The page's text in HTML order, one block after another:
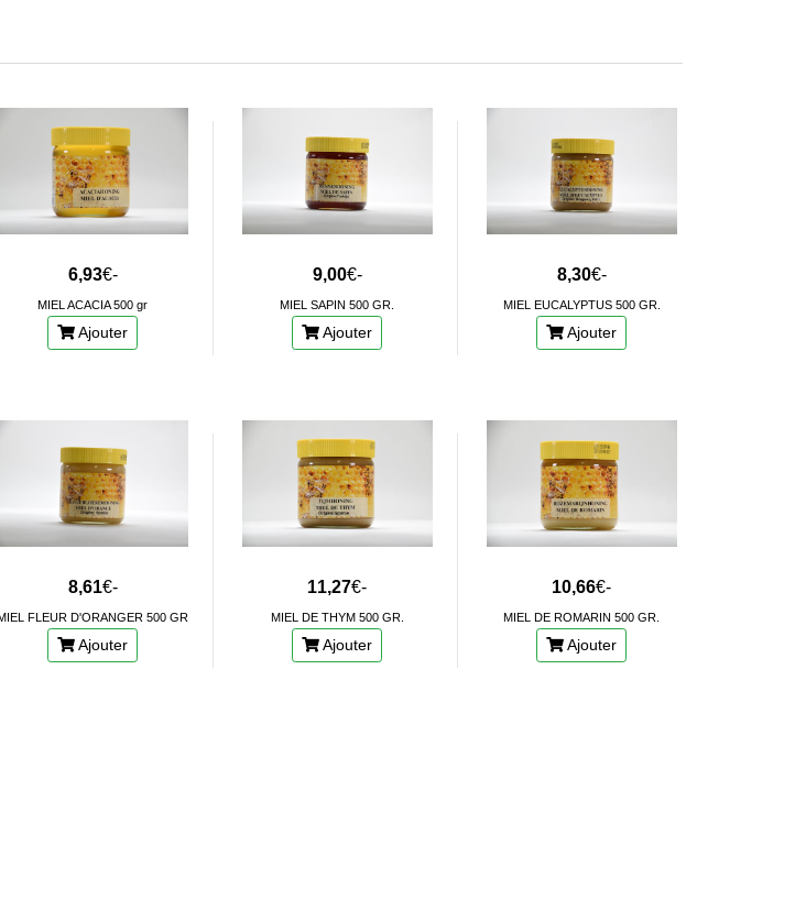
6,93€-
MIEL ACACIA 500 gr
Ajouter
9,00€-
MIEL SAPIN 500 GR.
Ajouter
8,30€-
MIEL EUCALYPTUS 500 GR.
Ajouter
8,61€-
FLEUR D'ORANGER 500 GR
Ajouter
11,27€-
MIEL DE THYM 500 GR.
Ajouter
10,66€-
MIEL DE ROMARIN 500 GR.
Ajouter